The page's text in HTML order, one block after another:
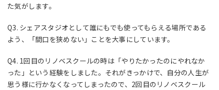
た気がします。
Q3. シェアスタジオとして誰にもでも使ってもらえる場所である
よう、「間口を狭めない」ことを大事にしています。
Q4. 1回目のリノベスクールの時は「やりたかったのにやれなか
った」という経験をしました。それがきっかけで、自分の人生が
思う様に行かなくなってしまったので、2回目のリノベスクール